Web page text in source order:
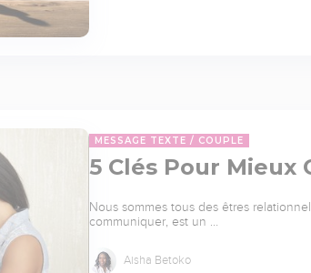
MESSAGE TEXTE COUPLE
5 Clés Pour Mieux
Nous sommes tous des êtres
communiquer, est un …
Aisha Betoko